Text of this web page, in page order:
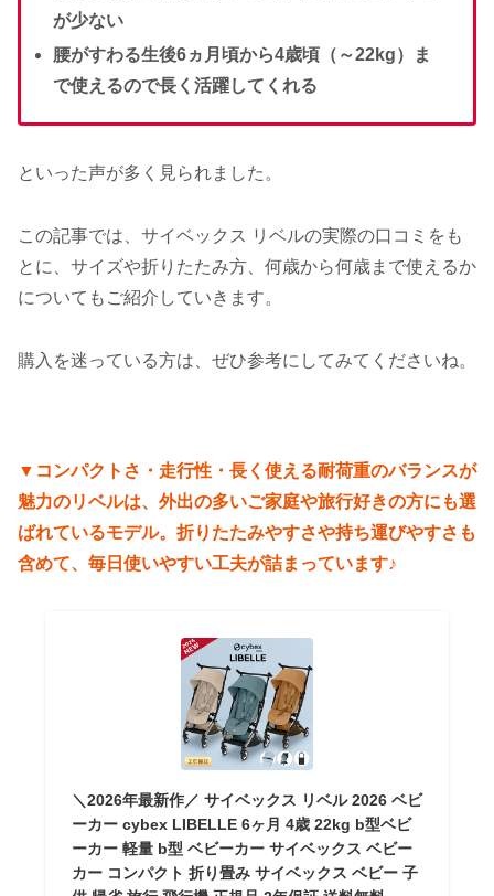
が少ない
腰がすわる生後6ヵ月頃から4歳頃（～22kg）ま
で使えるので長く活躍してくれる
といった声が多く見られました。
この記事では、サイベックス リベルの実際の口コミをも
とに、サイズや折りたたみ方、何歳から何歳まで使えるか
についてもご紹介していきます。
購入を迷っている方は、ぜひ参考にしてみてくださいね。
▼コンパクトさ・走行性・長く使える耐荷重のバランスが
魅力のリベルは、外出の多いご家庭や旅行好きの方にも選
ばれているモデル。折りたたみやすさや持ち運びやすさも
含めて、毎日使いやすい工夫が詰まっています♪
＼2026年最新作／ サイベックス リベル 2026 ベビ
ーカー cybex LIBELLE 6ヶ月 4歳 22kg b型ベビ
ーカー 軽量 b型 ベビーカー サイベックス ベビー
カー コンパクト 折り畳み サイベックス ベビー 子